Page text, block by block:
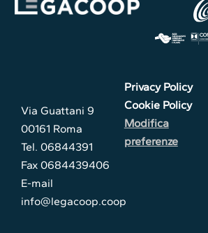
Via Guattani 9
00161 Roma
Tel. 06844391
Fax 0684439406
E-mail
info@legacoop.coop
Privacy Policy
Cookie Policy
Modifica
preferenze